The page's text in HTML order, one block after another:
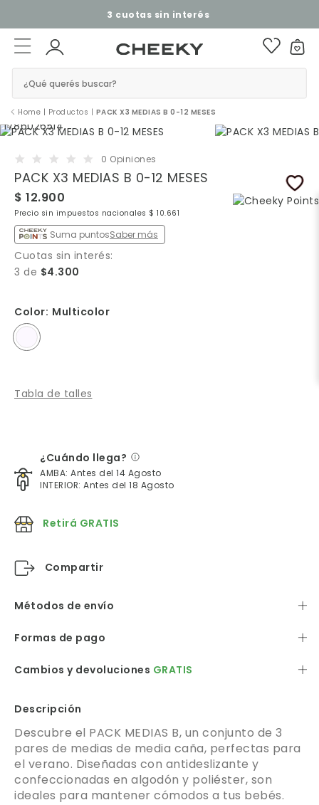
3 cuotas sin interés​ ​
¿Qué querés buscar?
Home | Productos | PACK X3 MEDIAS B 0-12 MESES
0 Opiniones
PACK X3 MEDIAS B 0-12 MESES
$ 12.900
Precio sin impuestos nacionales $ 10.661
Suma puntosSaber más
Cuotas sin interés:
3 de $4.300
Color: Multicolor
Tabla de talles
¿Cuándo llega?
AMBA: Antes del 14 Agosto
INTERIOR: Antes del 18 Agosto
Retirá GRATIS
Compartir
Métodos de envío
Formas de pago
Cambios y devoluciones GRATIS
Descripción
Descubre el PACK MEDIAS B, un conjunto de 3
pares de medias de media caña, perfectas para
el verano. Diseñadas con antideslizante y
confeccionadas en algodón y poliéster, son
ideales para mantener cómodos a tus bebés.